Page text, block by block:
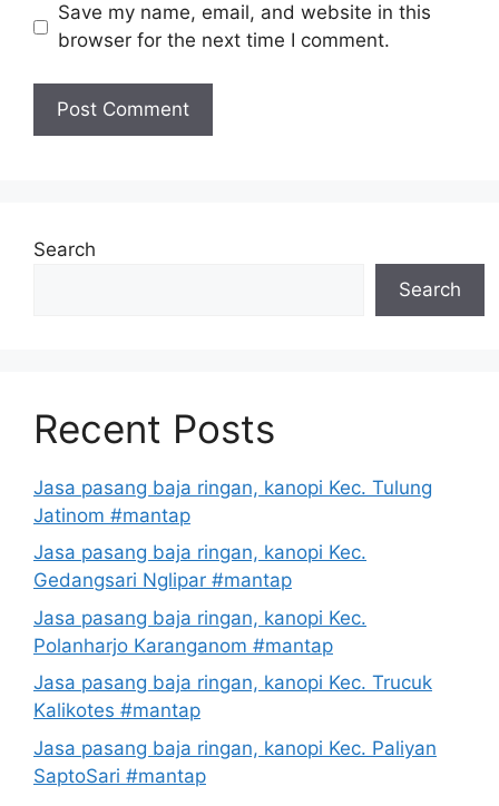
Save my name, email, and website in this
browser for the next time I comment.
Search
Search
Recent Posts
Jasa pasang baja ringan, kanopi Kec. Tulung
Jatinom #mantap
Jasa pasang baja ringan, kanopi Kec.
Gedangsari Nglipar #mantap
Jasa pasang baja ringan, kanopi Kec.
Polanharjo Karanganom #mantap
Jasa pasang baja ringan, kanopi Kec. Trucuk
Kalikotes #mantap
Jasa pasang baja ringan, kanopi Kec. Paliyan
SaptoSari #mantap